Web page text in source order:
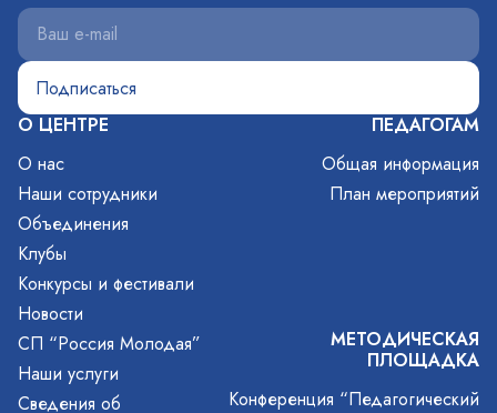
О ЦЕНТРЕ
О нас
Наши сотрудники
Объединения
Клубы
Конкурсы и фестивали
Новости
СП “Россия Молодая”
Наши услуги
Сведения об
ПЕДАГОГАМ
Общая информация
План мероприятий
МЕТОДИЧЕСКАЯ
ПЛОЩАДКА
Конференция “Педагогический